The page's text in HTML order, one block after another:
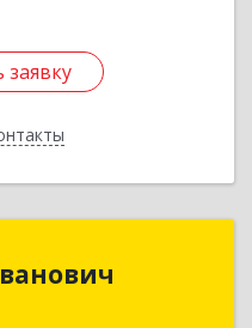
Иванович
г.Кемерово, пр-т